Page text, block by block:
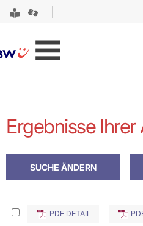
Ergebnisse
PDF DETAIL